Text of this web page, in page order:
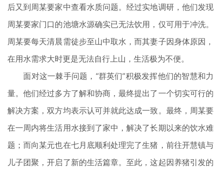
后又到周某要家中查看水质问题。经过实地调研，他们发现
周某要家门口的池塘水源确实已无法饮用，仅可用于冲洗。
周某要每天清晨需徒步至山中取水，而其妻子因身体原因，
在用水需求大时更是无法自行上山，生活极为不便。
面对这一棘手问题，“群英们”积极发挥他们的智慧和力
量。他们经过多方了解和协商，最终提出了一个切实可行的
解决方案，双方均表示认可并就此达成一致。最终，周某要
在一周内将生活用水接到了家中，解决了长期以来的饮水难
题；而向某元也在七月底顺利处理完了生猪，前往开慧镇与
儿子团聚，开启了新的生活篇章。至此，这起因养猪引发的